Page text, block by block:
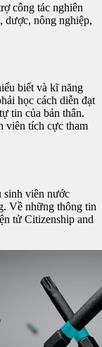
công tác nghiên
dược, nông nghiệp,
biết và kĩ năng
học cách diễn đạt
tin của bản thân.
viên tích cực tham
sinh viên nước
Về những thông tin
tử Citizenship and